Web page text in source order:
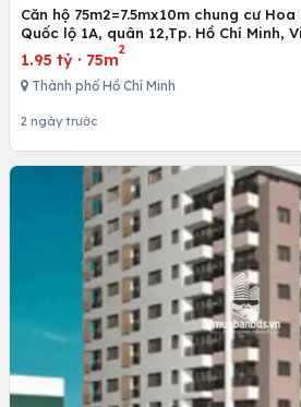
Căn hộ 75m2=7.5mx10m chung cư
Quốc lộ 1A, quân 12,Tp. Hồ Chí Minh,
1.95 tỷ · 75m
2
Thành phố Hồ Chí Minh
2 ngày trước